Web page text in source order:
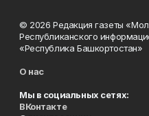
© 2026 Редакция газеты
Республиканского
«Республика Башкортостан»
О нас
Мы в социальных сетях:
ВКонтакте